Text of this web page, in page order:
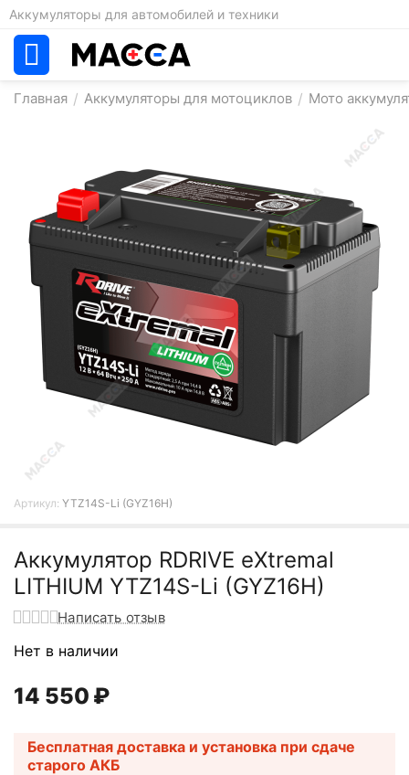
Аккумуляторы для автомобилей и техники
Главная / Аккумуляторы для мотоциклов / Мото
Артикул: YTZ14S-Li (GYZ16H)
Аккумулятор RDRIVE eXtremal
LITHIUM YTZ14S-Li (GYZ16H)
Написать отзыв
Нет в наличии
14 550 ₽
Бесплатная доставка и установка при сдаче
старого АКБ